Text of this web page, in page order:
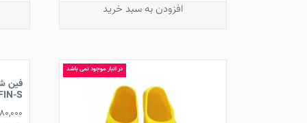
افزودن به سبد خرید
در انبار موجود نمی باشد
S